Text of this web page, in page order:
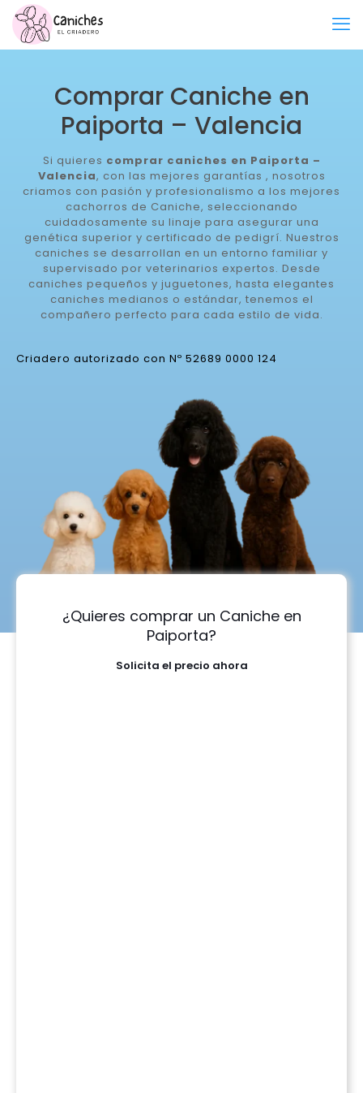
Comprar Caniche en
Paiporta – Valencia
Si quieres comprar caniches en Paiporta –
Valencia, con las mejores garantías , nosotros
criamos con pasión y profesionalismo a los mejores
cachorros de Caniche, seleccionando
cuidadosamente su linaje para asegurar una
genética superior y certificado de pedigrí. Nuestros
caniches se desarrollan en un entorno familiar y
supervisado por veterinarios expertos. Desde
caniches pequeños y juguetones, hasta elegantes
caniches medianos o estándar, tenemos el
compañero perfecto para cada estilo de vida.
Criadero autorizado con Nº 52689 0000 124
¿Quieres comprar un Caniche en
Paiporta?
Solicita el precio ahora